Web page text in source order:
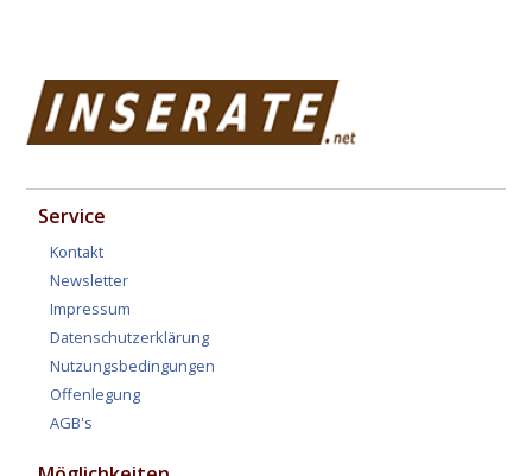
Service
Kontakt
Newsletter
Impressum
Datenschutzerklärung
Nutzungsbedingungen
Offenlegung
AGB's